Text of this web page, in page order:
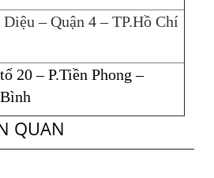
Diệu – Quận 4 – TP.Hồ Chí
20 – P.Tiền Phong –
QUAN